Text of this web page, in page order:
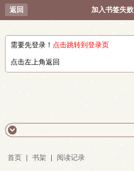
返回 加入书签失败
需要先登录！ 点击跳转到登录页
点击左上角返回
首页 书架 阅读记录